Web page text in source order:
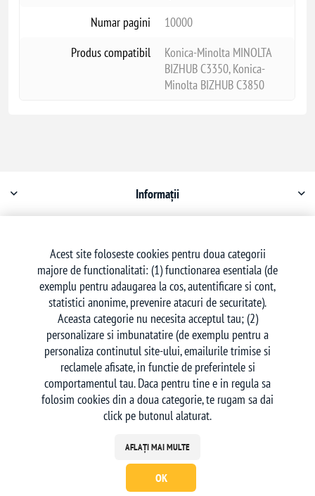
Numar pagini
10000
Produs compatibil
Konica-Minolta MINOLTA
BIZHUB C3350, Konica-
Minolta BIZHUB C3850
Informații
Serviciu clienți
Urmăriți-ne
nopCommerce| Creat de
Acest site foloseste cookies pentru doua categorii
majore de functionalitati: (1) functionarea esentiala (de
exemplu pentru adaugarea la cos, autentificare si cont,
statistici anonime, prevenire atacuri de securitate).
Aceasta categorie nu necesita acceptul tau; (2)
personalizare si imbunatatire (de exemplu pentru a
personaliza continutul site-ului, emailurile trimise si
reclamele afisate, in functie de preferintele si
comportamentul tau. Daca pentru tine e in regula sa
folosim cookies din a doua categorie, te rugam sa dai
click pe butonul alaturat.
AFLAȚI MAI MULTE
OK